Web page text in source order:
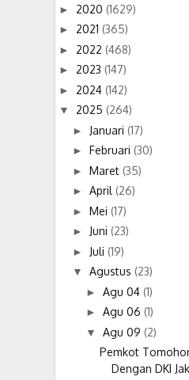
► 2020 (1629)
► 2021 (365)
► 2022 (468)
► 2023 (147)
► 2024 (142)
▼ 2025 (264)
► Januari (17)
► Februari (30)
► Maret (35)
► April (26)
► Mei (17)
► Juni (23)
► Juli (19)
▼ Agustus (23)
► Agu 04 (1)
► Agu 06 (1)
▼ Agu 09 (2)
Pemkot
Dengan DKI